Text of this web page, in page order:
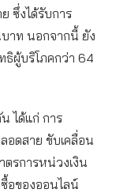
ซึ่งได้รับการ
าท นอกจากนี้ ยัง
ธิผู้บริโภคกว่า 64
ได้แก่ การ
อดสาย ขับเคลื่อน
ตรการหน่วงเงิน
อของออนไลน์